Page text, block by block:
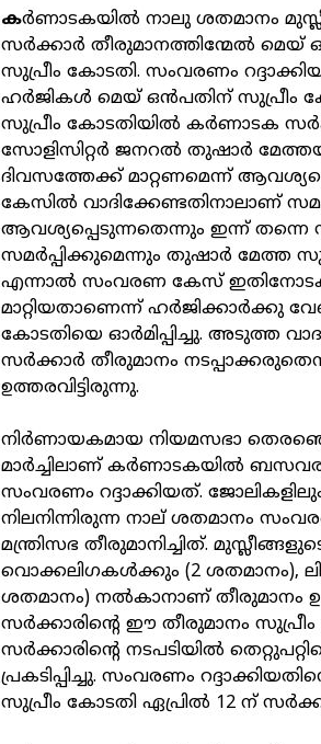
കർണാടകയിൽ നാലു ശതമാനം
സർക്കാർ തീരുമാനത്തിന്മേൽ മെയ്
സുപ്രീം കോടതി. സംവരണം
ഹർജികൾ മെയ് ഒൻപതിന് സുപ്രീം
സുപ്രീം കോടതിയിൽ കർണാടക
സോളിസിറ്റർ ജനറൽ തുഷാർ
ദിവസത്തേക്ക് മാറ്റണമെന്ന്
കേസിൽ വാദിക്കേണ്ടതിനാലാണ്
ആവശ്യപ്പെടുന്നതെന്നും ഇന്ന്
സമർപ്പിക്കുമെന്നും തുഷാർ മേത്ത
എന്നാൽ സംവരണ കേസ്
മാറ്റിയതാണെന്ന് ഹർജിക്കാർക്കു
കോടതിയെ ഓർമിപ്പിച്ചു. അടുത്ത
സർക്കാർ തീരുമാനം
ഉത്തരവിട്ടിരുന്നു.
നിർണായകമായ നിയമസഭാ
മാർച്ചിലാണ് കർണാടകയിൽ
സംവരണം റദ്ദാക്കിയത്.
നിലനിന്നിരുന്ന നാല് ശതമാനം
മന്ത്രിസഭ തീരുമാനിച്ചിത്.
വൊക്കലിഗകൾക്കും (2 ശതമാനം),
ശതമാനം) നൽകാനാണ് തീരുമാനം
സർക്കാരിന്റെ ഈ തീരുമാനം
സർക്കാരിന്റെ നടപടിയിൽ
പ്രകടിപ്പിച്ചു. സംവരണം
സുപ്രീം കോടതി ഏപ്രിൽ 12 ന്